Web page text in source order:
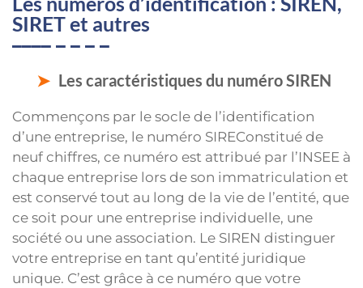
SIRET et autres
Les caractéristiques du numéro SIREN
Commençons par le socle de l’identification
d’une entreprise, le numéro SIREConstitué de
neuf chiffres, ce numéro est attribué par l’INSEE à
chaque entreprise lors de son immatriculation et
est conservé tout au long de la vie de l’entité, que
ce soit pour une entreprise individuelle, une
société ou une association. Le SIREN distinguer
votre entreprise en tant qu’entité juridique
unique. C’est grâce à ce numéro que votre